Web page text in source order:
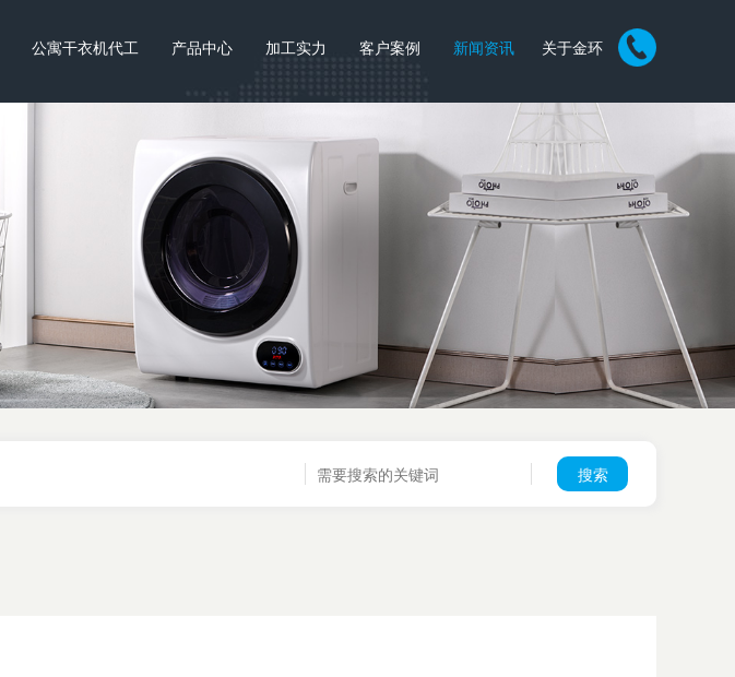
公寓干衣机代工 产品中心 加工实力 客户案例 新闻资讯 关于金环